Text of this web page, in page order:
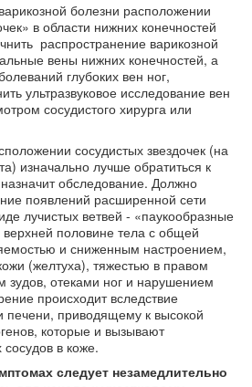
болезни расположении
в области нижних конечностей
распространение варикозной
вены нижних конечностей, а
глубоких вен ног,
ультразвуковое исследование вен
сосудистого хирурга или
сосудистых звездочек (на
изначально лучше обратиться к
обследование. Должно
появлений расширенной сети
лучистых ветвей - «паукообразные
половине тела с общей
и сниженным настроением,
(желтуха), тяжестью в правом
зудов, отеками ног и нарушением
происходит вследствие
приводящему к высокой
которые и вызывают
в коже.
следует незамедлительно